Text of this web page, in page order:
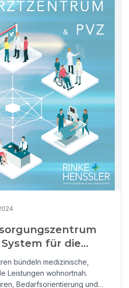
für die
bündeln medizinische,
Leistungen wohnortnah.
Bedarfsorientierung und